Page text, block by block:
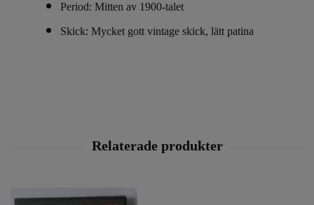
Period: Mitten av 1900-talet
Skick: Mycket gott vintage skick, lätt patina